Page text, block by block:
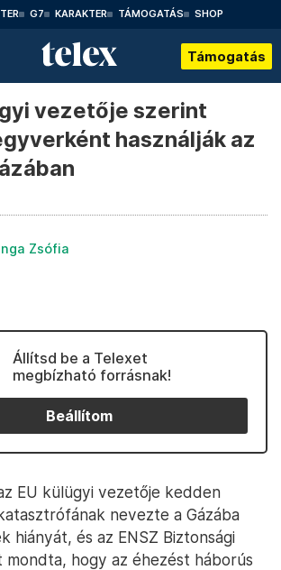
G7 KARAKTER TÁMOGATÁS SHOP
Támogatás
vezetője szerint
használják az
Zsófia
Állítsd be a Telexet
megbízható forrásnak!
Beállítom
EU külügyi vezetője kedden
nevezte a Gázába
hiányát, és az ENSZ Biztonsági
mondta, hogy az éhezést háborús